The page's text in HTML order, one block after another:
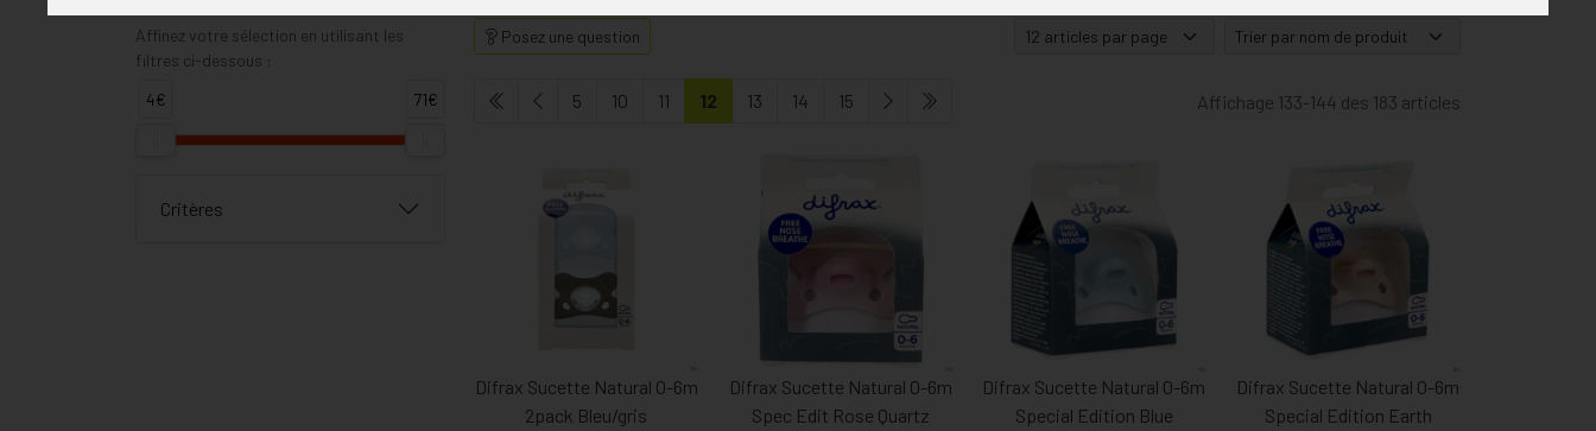
Posez une question
Affichage 133-144 des 183 articles
5 10 11 12 13 14 15
Difrax Sucette Natural 0-6m
2pack Bleu/gris
Difrax Sucette Natural 0-6m
Spec Edit Rose Quartz
Difrax Sucette Natural 0-6m
Special Edition Blue
Difrax Sucette Natural 0-6m
Special Edition Earth
Affinez votre sélection en utilisant les
filtres ci-dessous :
4€
71€
Critères